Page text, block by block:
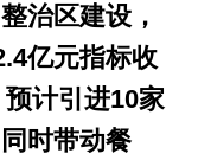
治区建设，
亿元指标收
计引进10家
时带动餐